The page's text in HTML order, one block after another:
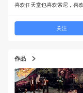
作品
喜欢任天堂也喜欢索尼，喜
关注